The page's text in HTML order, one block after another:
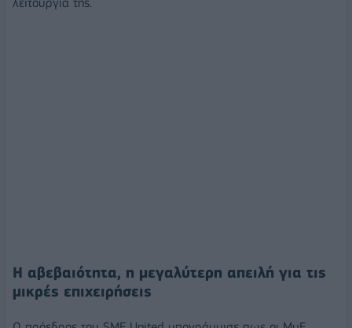
Η αβεβαιότητα, η μεγαλύτερη απειλή για τις
μικρές επιχειρήσεις